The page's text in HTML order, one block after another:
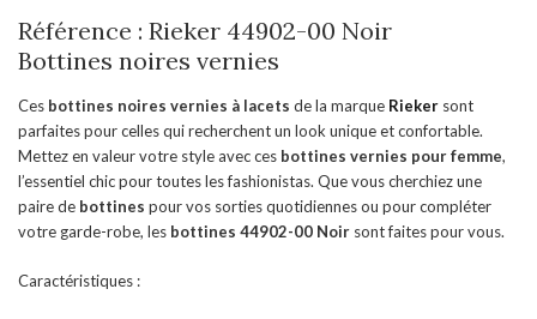
Référence : Rieker 44902-00 Noir
Bottines noires vernies
Ces bottines noires vernies à lacets de la marque Rieker sont
parfaites pour celles qui recherchent un look unique et confortable.
Mettez en valeur votre style avec ces bottines vernies pour femme,
l’essentiel chic pour toutes les fashionistas. Que vous cherchiez une
paire de bottines pour vos sorties quotidiennes ou pour compléter
votre garde-robe, les bottines 44902-00 Noir sont faites pour vous.
Caractéristiques :